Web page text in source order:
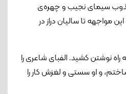
سیمای نجیب و چهره‌ی
مواجهه تا سالیان دراز در
نوشتن کشید. الفبای شاعری را
و او سستی و لغزش کار را